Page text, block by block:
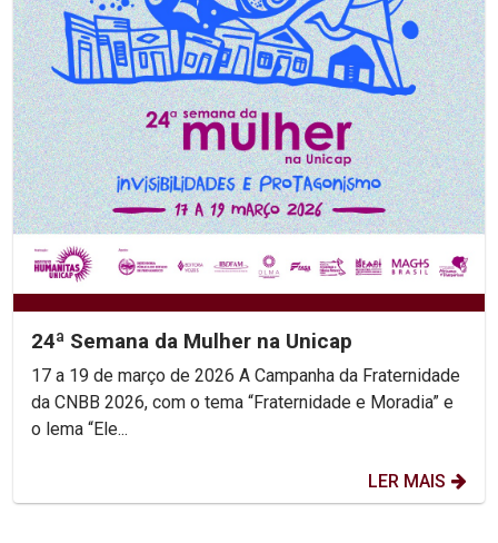
24ª Semana da Mulher na Unicap
17 a 19 de março de 2026 A Campanha da Fraternidade
da CNBB 2026, com o tema “Fraternidade e Moradia” e
o lema “Ele...
LER MAIS